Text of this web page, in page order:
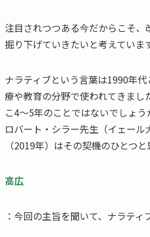
注目されつつある今だからこそ
掘り下げていきたいと考えています
ナラティブという言葉は1990年
療や教育の分野で使われてきま
こ4～5年のことではないでしょ
ロバート・シラー先生（イェール
（2019年）はその契機のひとつと
高広
：今回の主旨を聞いて、ナラティ